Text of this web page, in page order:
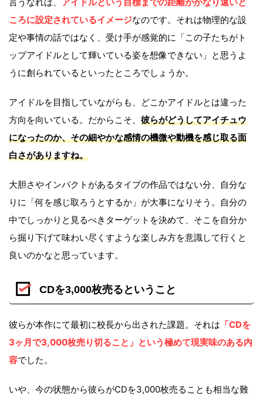
ころに設定されているイメージなのです。それは物理的な設
定や事情の話ではなく、受け手が感覚的に「この子たちがト
ップアイドルとして輝いている姿を想像できない」と思うよ
うに創られているといったところでしょうか。
アイドルを目指していながらも、どこかアイドルとは違った
方向を向いている。だからこそ、 彼らがどうしてアイチュウ
になったのか、その細やかな感情の機微や動機を感じ取る面
白さがありますね。
大胆さやインパクトがあるタイプの作品ではない分、自分な
りに「何を感じ取ろうとするか」が大事になりそう。自分の
中でしっかりと見るべきターゲットを決めて、そこを自分か
ら掘り下げて味わい尽くすような楽しみ方を意識して行くと
良いのかなと思っています。
CDを3,000枚売るということ
彼らが本作にて最初に校長から出された課題。それは 「CDを
3ヶ月で3,000枚売り切ること」という極めて現実味のある内
容でした。
いや、今の状態から彼らがCDを3,000枚売ることも相当な難